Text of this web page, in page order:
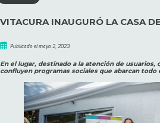
VITACURA INAUGURÓ LA CASA
Publicado el mayo 2, 2023
En el lugar, destinado a la atención de usuarios,
confluyen programas sociales que abarcan todo